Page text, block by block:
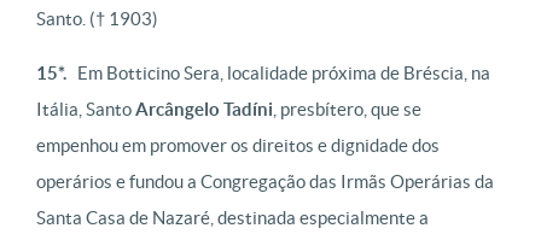
Santo. († 1903)
15*. Em Botticino Sera, localidade próxima de Bréscia, na
Itália, SantoArcângelo Tadíni , presbítero, que se
empenhou em promover os direitos e dignidade dos
operários e fundou a Congregação das Irmãs Operárias da
Santa Casa de Nazaré, destinada especialmente a